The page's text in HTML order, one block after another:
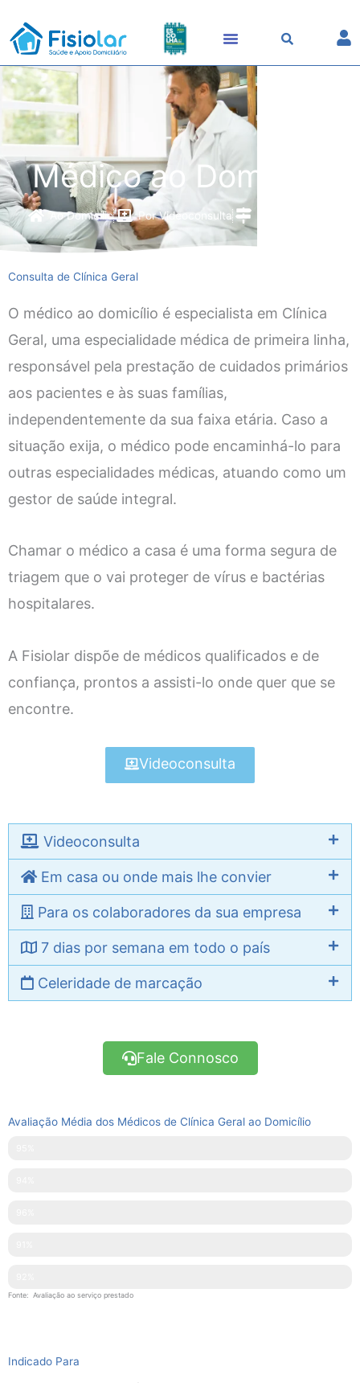
content
Médico ao Domicílio
Ao Domicílio Por Videoconsulta
Consulta de Clínica Geral
O médico ao domicílio é especialista em Clínica
Geral, uma especialidade médica de primeira linha,
responsável pela prestação de cuidados primários
aos pacientes e às suas famílias,
independentemente da sua faixa etária. Caso a
situação exija, o médico pode encaminhá-lo para
outras especialidades médicas, atuando como um
gestor de saúde integral.
Chamar o médico a casa é uma forma segura de
triagem que o vai proteger de vírus e bactérias
hospitalares.
A Fisiolar dispõe de médicos qualificados e de
confiança, prontos a assisti-lo onde quer que se
encontre.
Videoconsulta
Videoconsulta
Em casa ou onde mais lhe convier
Para os colaboradores da sua empresa
7 dias por semana em todo o país
Celeridade de marcação
Fale Connosco
Avaliação Média dos Médicos de Clínica Geral ao Domicílio
Fonte: Avaliação ao serviço prestado
Indicado Para